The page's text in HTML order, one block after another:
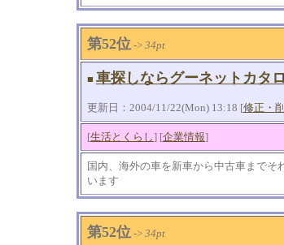
第52位-> 34pt
■ 車探しならグーネットカタ
更新日：2004/11/22(Mon) 13:18 [修正・
[生活とくらし] [企業情報]
国内、海外の車を新車から中古車まで
います
第52位-> 34pt